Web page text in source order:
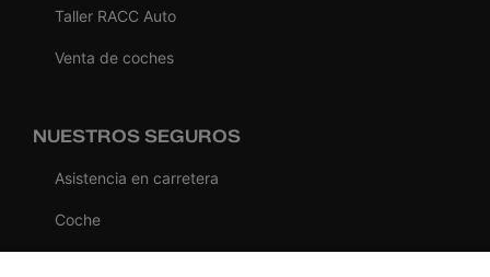
Taller RACC Auto
Venta de coches
NUESTROS SEGUROS
Asistencia en carretera
Coche